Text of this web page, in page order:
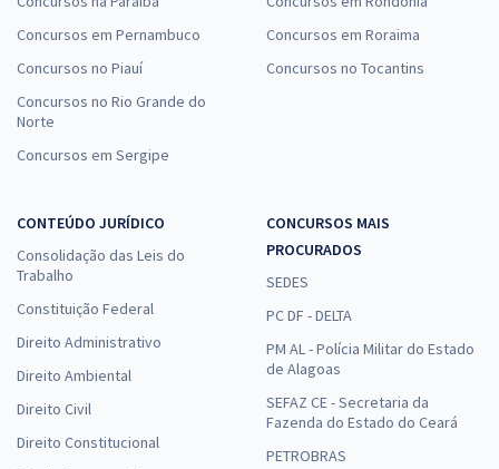
Concursos em Pernambuco
Concursos no Piauí
Concursos no Rio Grande do
Norte
Concursos em Sergipe
Concursos em Roraima
Concursos no Tocantins
CONTEÚDO JURÍDICO
Consolidação das Leis do
Trabalho
Constituição Federal
Direito Administrativo
Direito Ambiental
Direito Civil
Direito Constitucional
CONCURSOS MAIS
PROCURADOS
SEDES
PC DF - DELTA
PM AL - Polícia Militar do Estado
de Alagoas
SEFAZ CE - Secretaria da
Fazenda do Estado do Ceará
PETROBRAS